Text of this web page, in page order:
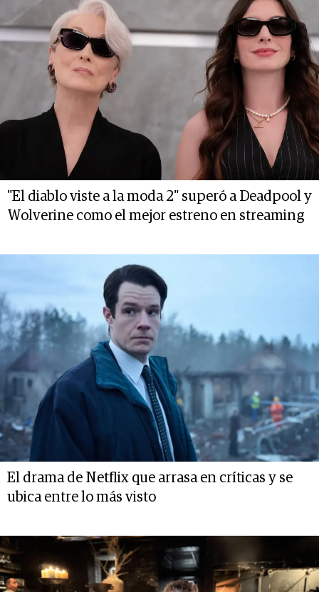
"El diablo viste a la moda 2" superó a Deadpool y
Wolverine como el mejor estreno en streaming
El drama de Netflix que arrasa en críticas y se
ubica entre lo más visto